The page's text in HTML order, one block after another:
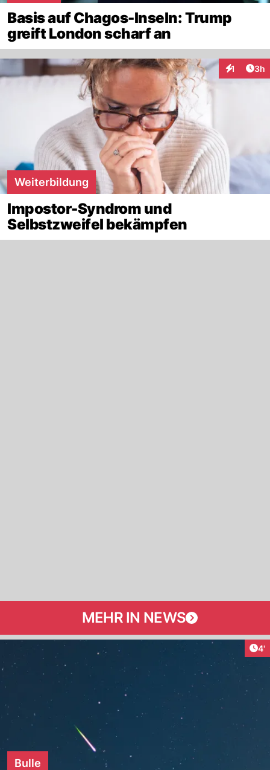
Basis auf Chagos-Inseln: Trump
greift London scharf an
1 3h
Weiterbildung
Impostor-Syndrom und
Selbstzweifel bekämpfen
MEHR IN NEWS
4'
Bulle